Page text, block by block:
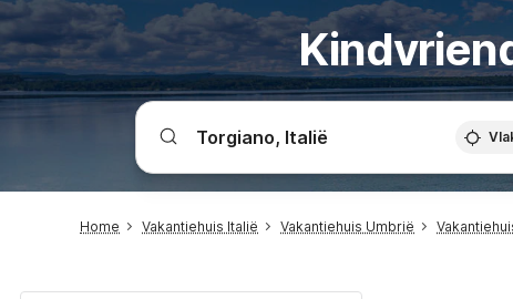
Home Vakantiehuis Italië Vakantiehuis Umbrië